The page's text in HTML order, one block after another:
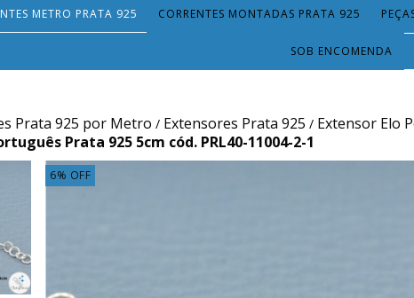
METRO PRATA 925 CORRENTES MONTADAS PRATA 925
SOB ENCOMENDA
Prata 925 por Metro / Extensores Prata 925 / Extensor Elo
Prata 925 5cm cód. PRL40-11004-2-1
6% OFF